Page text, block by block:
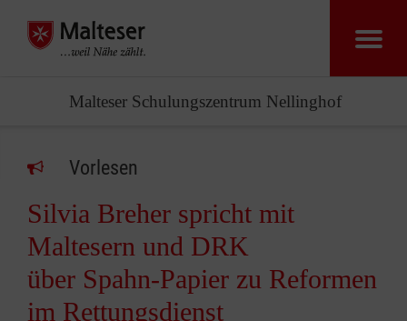
Malteser Schulungszentrum Nellinghof
Vorlesen
Silvia Breher spricht mit
Maltesern und DRK
über Spahn-Papier zu Reformen
im Rettungsdienst